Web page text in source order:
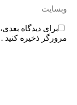
وبسایت
برای دیدگاه
مرورگر ذخیره کنید .